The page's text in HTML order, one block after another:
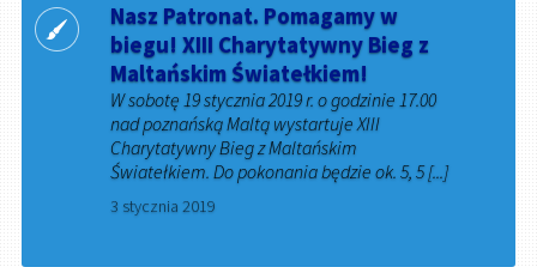
Nasz Patronat. Pomagamy w
biegu! XIII Charytatywny Bieg z
Maltańskim Światełkiem!
W sobotę 19 stycznia 2019 r. o godzinie 17.00
nad poznańską Maltą wystartuje XIII
Charytatywny Bieg z Maltańskim
Światełkiem. Do pokonania będzie ok. 5, 5 [...]
3 stycznia 2019